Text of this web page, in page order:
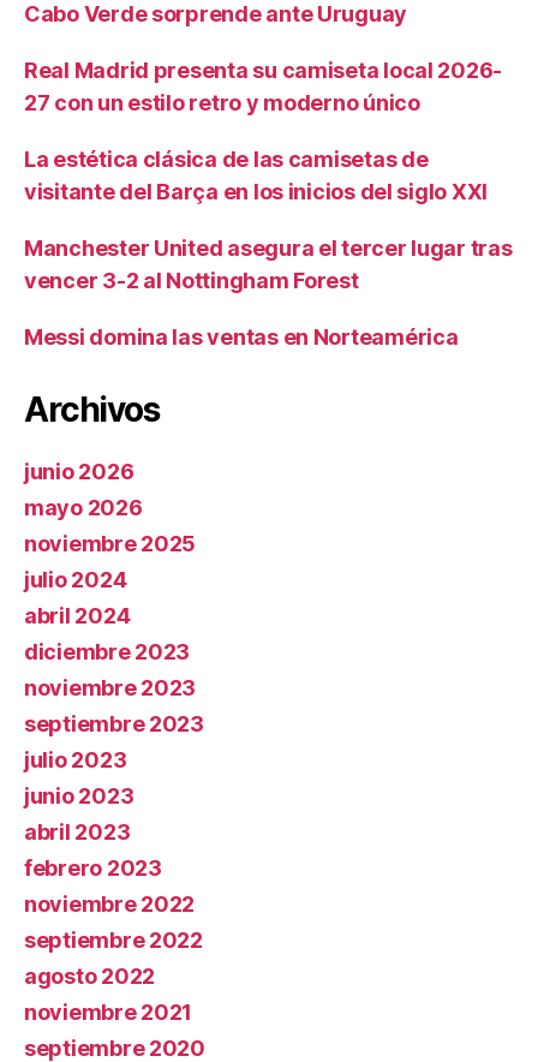
Cabo Verde sorprende ante Uruguay
Real Madrid presenta su camiseta local 2026-
27 con un estilo retro y moderno único
La estética clásica de las camisetas de
visitante del Barça en los inicios del siglo XXI
Manchester United asegura el tercer lugar tras
vencer 3-2 al Nottingham Forest
Messi domina las ventas en Norteamérica
Archivos
junio 2026
mayo 2026
noviembre 2025
julio 2024
abril 2024
diciembre 2023
noviembre 2023
septiembre 2023
julio 2023
junio 2023
abril 2023
febrero 2023
noviembre 2022
septiembre 2022
agosto 2022
noviembre 2021
septiembre 2020